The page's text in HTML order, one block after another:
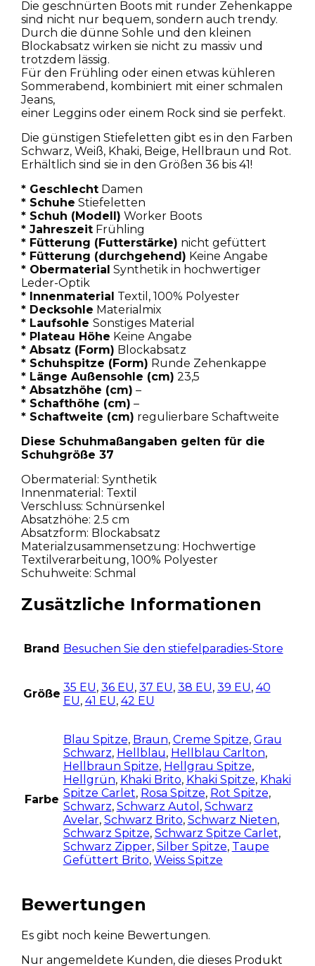
Die geschnürten Boots mit runder Zehenkappe
sind nicht nur bequem, sondern auch trendy.
Durch die dünne Sohle und den kleinen
Blockabsatz wirken sie nicht zu massiv und
trotzdem lässig.
Für den Frühling oder einen etwas kühleren
Sommerabend, kombiniert mit einer schmalen
Jeans,
einer Leggins oder einem Rock sind sie perfekt.
Die günstigen Stiefeletten gibt es in den Farben
Schwarz, Weiß, Khaki, Beige, Hellbraun und Rot.
Erhältlich sind sie in den Größen 36 bis 41!
* GeschlechtDamen
* Schuhe Stiefeletten
* Schuh (Modell) Worker Boots
* JahreszeitFrühling
* Fütterung (Futterstärke) nicht gefüttert
* Fütterung (durchgehend) Keine Angabe
* Obermaterial Synthetik in hochwertiger
Leder-Optik
* Innenmaterial Textil, 100% Polyester
* Decksohle Materialmix
* Laufsohle Sonstiges Material
* Plateau Höhe Keine Angabe
* Absatz (Form) Blockabsatz
* Schuhspitze (Form) Runde Zehenkappe
* Länge Außensohle (cm) 23,5
* Absatzhöhe (cm) –
* Schafthöhe (cm) –
* Schaftweite (cm) regulierbare Schaftweite
Diese Schuhmaßangaben gelten für die
Schuhgröße 37
Obermaterial: Synthetik
Innenmaterial: Textil
Verschluss: Schnürsenkel
Absatzhöhe: 2.5 cm
Absatzform: Blockabsatz
Materialzusammensetzung: Hochwertige
Textilverarbeitung, 100% Polyester
Schuhweite: Schmal
Zusätzliche Informationen
Brand Besuchen Sie den stiefelparadies-Store
Größe 35 EU, 36 EU, 37 EU, 38 EU, 39 EU, 40
EU, 41 EU, 42 EU
Farbe
Blau Spitze, Braun, Creme Spitze, Grau
Schwarz, Hellblau, Hellblau Carlton,
Hellbraun Spitze, Hellgrau Spitze,
Hellgrün, Khaki Brito, Khaki Spitze, Khaki
Spitze Carlet, Rosa Spitze, Rot Spitze,
Schwarz, Schwarz Autol , Schwarz
Avelar, Schwarz Brito, Schwarz Nieten,
Schwarz Spitze, Schwarz Spitze Carlet,
Schwarz Zipper, Silber Spitze, Taupe
Gefüttert Brito, Weiss Spitze
Bewertungen
Es gibt noch keine Bewertungen.
Nur angemeldete Kunden, die dieses Produkt